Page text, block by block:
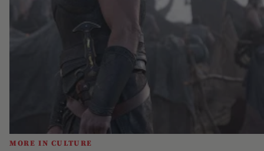
MORE IN CULTURE